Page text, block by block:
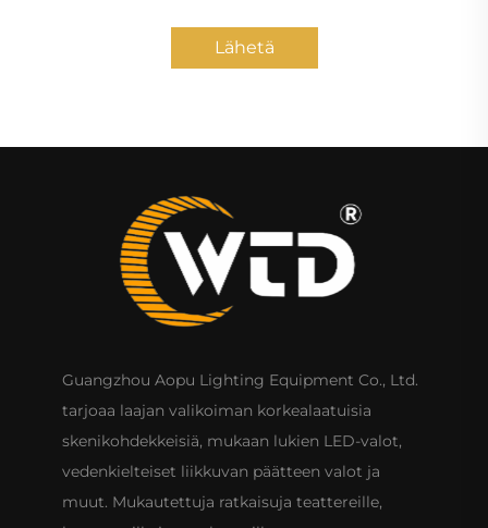
Lähetä
Guangzhou Aopu Lighting Equipment Co., Ltd.
tarjoaa laajan valikoiman korkealaatuisia
skenikohdekkeisiä, mukaan lukien LED-valot,
vedenkielteiset liikkuvan päätteen valot ja
muut. Mukautettuja ratkaisuja teattereille,